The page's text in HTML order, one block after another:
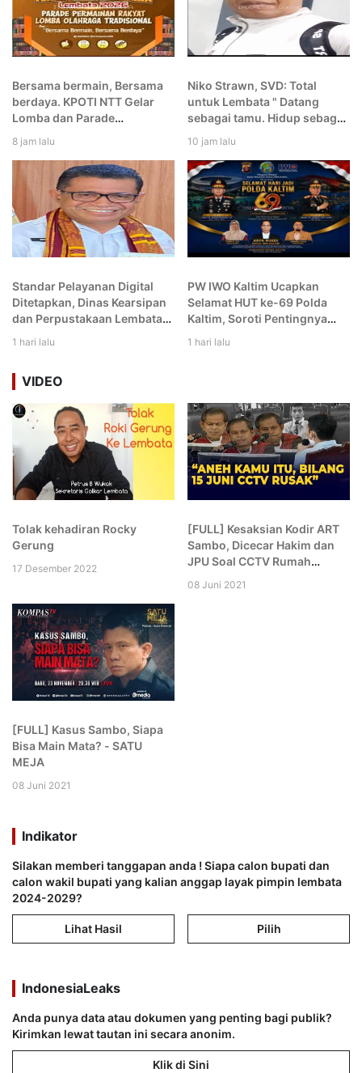
Bersama bermain, Bersama
berdaya. KPOTI NTT Gelar
Lomba dan Parade
Olahraga Tradisional di
Lembata
8 jam lalu
Niko Strawn, SVD: Total
untuk Lembata " Datang
sebagai tamu. Hidup sebagai
sebagai putra Lembata
10 jam lalu
Standar Pelayanan Digital
Ditetapkan, Dinas Kearsipan
dan Perpustakaan Lembata
1 hari lalu
PW IWO Kaltim Ucapkan
Selamat HUT ke-69 Polda
Kaltim, Soroti Pentingnya
1 hari lalu
VIDEO
Tolak kehadiran Rocky
Gerung
17 Desember 2022
[FULL] Kesaksian Kodir ART
Sambo, Dicecar Hakim dan
JPU Soal CCTV Rumah
08 Juni 2021
[FULL] Kasus Sambo, Siapa
Bisa Main Mata? - SATU
MEJA
08 Juni 2021
Indikator
Silakan memberi tanggapan anda ! Siapa calon bupati dan
calon wakil bupati yang kalian anggap layak pimpin lembata
2024-2029?
Lihat Hasil Pilih
IndonesiaLeaks
Anda punya data atau dokumen yang penting bagi publik?
Kirimkan lewat tautan ini secara anonim.
Klik di Sini